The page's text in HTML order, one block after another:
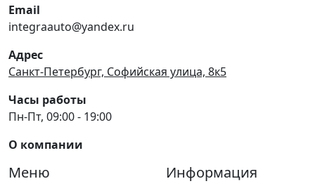
Email
integraauto@yandex.ru
Адрес
Санкт-Петербург, Софийская улица, 8к5
Часы работы
Пн-Пт, 09:00 - 19:00
О компании
Меню Информация